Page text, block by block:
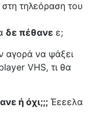
τηλεόραση του
δε πέθανε ε;
αγορά να ψάξει
VHS, τι θα
ή όχι;;; Έεεελα